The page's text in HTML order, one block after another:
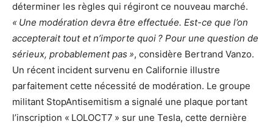
déterminer les règles qui régiront ce nouveau marché.
« Une modération devra être effectuée. Est-ce que l’on
accepterait tout et n’importe quoi ? Pour une question de
sérieux, probablement pas », considère Bertrand Vanzo.
Un récent incident survenu en Californie illustre
parfaitement cette nécessité de modération. Le groupe
militant StopAntisemitism a signalé une plaque portant
l’inscription « LOLOCT7 » sur une Tesla, cette dernière